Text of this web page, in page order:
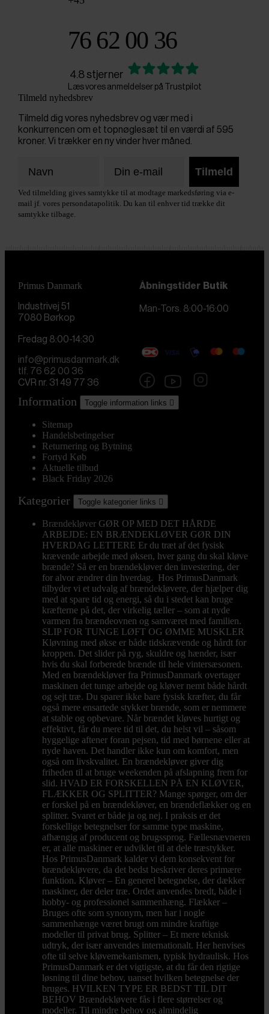
76 62 00 36
4.8 stjerner
Læs vores anmeldelser på Trustpilot
Tilmeld nyhedsbrev
Tilmeld dig vores nyhedsbrev og vær med i
konkurrencen om et topnøglesæt til en værdi af 595
kroner. Vi trækker en ny vinder hver måned.
Tilmeld
Ved tilmelding gives samtykke til at modtage markedsføring via e-
mail jf. vores persondatapolitik. Du kan til enhver tid trække dit
samtykke tilbage.
Primus Danmark
Industrivej 51
7080 Børkop
Åbningstider Butik
Man-Tors. 8:00-16:00
Fredag 8:00-14:30
info@primusdanmark.dk
tlf. 76 62 00 36
CVR nr. 31 49 77 36
Information Toggle information links 
Sitemap
Handelsbetingelser
Returnering og Bytning
Fortyd Køb
Aktuelle tilbud
Black Friday 2026
Kategorier Toggle kategorier links 
Brændekløver GØR OP MED DET HÅRDE
ARBEJDE: EN BRÆNDEKLØVER GØR DIN
HVERDAG LETTERE Er du træt af det fysisk
krævende arbejde med øksen, hver gang du skal kløve
brænde? Så er en brændekløver den investering, der
for alvor ændrer din hverdag. Hos PrimusDanmark
tilbyder vi et udvalg af brændekløvere, der hjælper dig
med at spare tid og energi, så du i stedet kan bruge
kræfterne på det, der virkelig tæller – som at nyde
varmen fra brændeovnen og samværet med familien.
SLIP FOR TUNGE LØFT OG ØMME MUSKLER
Kløvning med økse er både tidskrævende og hårdt for
kroppen. Det slider på ryg, skuldre og hænder, især
hvis du skal forberede brænde til hele vintersæsonen.
Med en brændekløver fra PrimusDanmark overtager
maskinen det tunge arbejde og kløver nemt både hårdt
og sejt træ. Du sparer ikke bare fysisk kræfter, du får
også mere ensartede stykker brænde, som er nemmere
at stable og opbevare. Når brændet kløves hurtigt og
effektivt, får du mere tid til det, du helst vil – såsom
hyggelige aftener foran pejsen, tid med børnene eller at
nyde haven. Det handler ikke kun om komfort, men
også om livskvalitet. En brændekløver giver dig
friheden til at bruge weekenden på afslapning frem for
slid. HVAD ER FORSKELLEN PÅ EN KLØVER,
FLÆKKER OG SPLITTER? Mange spørger, om der
er forskel på en brændekløver, en brændeflækker og en
splitter. Svaret er både ja og nej. I praksis er det
forskellige betegnelser for samme type maskine,
afhængig af producent og brugssprog. Fællesnævneren
er, at alle maskiner er udviklet til at dele træstykker.
Hos PrimusDanmark kalder vi dem konsekvent for
brændekløvere, da det bedst beskriver deres primære
funktion. Kløver – En generel betegnelse, der dækker
maskiner, der deler træ. Ordet anvendes bredt, både i
hobby- og professionel sammenhæng. Flækker –
Bruges ofte som synonym, men har i nogle
sammenhænge været brugt om mindre kraftige
modeller til privat brug. Splitter – Et mere teknisk
udtryk, der især anvendes internationalt. Her henvises
ofte til selve kløvemekanismen, typisk hydraulisk. Hos
PrimusDanmark er det vigtigste, at du får den rigtige
løsning til dine behov, uanset hvilken betegnelse der
bruges. HVILKEN TYPE ER BEDST TIL DIT
BEHOV Brændekløvere fås i flere størrelser og
modeller. Til mindre behov og almindelig